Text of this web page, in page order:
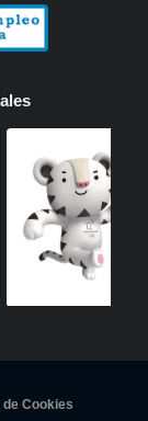
de Cookies